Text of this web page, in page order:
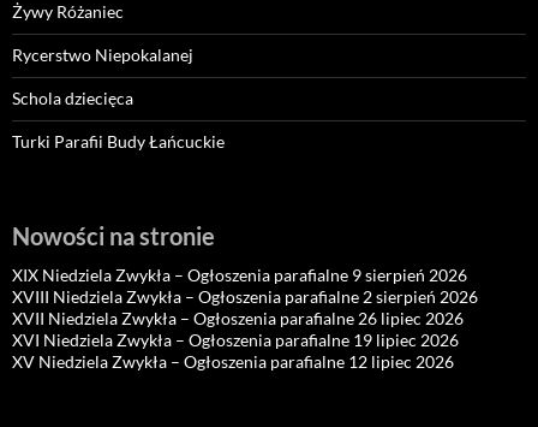
Żywy Różaniec
Rycerstwo Niepokalanej
Schola dziecięca
Turki Parafii Budy Łańcuckie
Nowości na stronie
XIX Niedziela Zwykła – Ogłoszenia parafialne 9 sierpień 2026
XVIII Niedziela Zwykła – Ogłoszenia parafialne 2 sierpień 2026
XVII Niedziela Zwykła – Ogłoszenia parafialne 26 lipiec 2026
XVI Niedziela Zwykła – Ogłoszenia parafialne 19 lipiec 2026
XV Niedziela Zwykła – Ogłoszenia parafialne 12 lipiec 2026